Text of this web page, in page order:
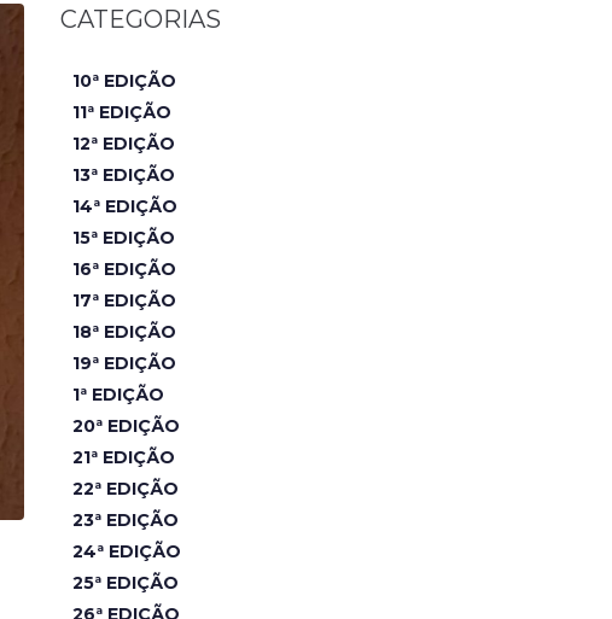
CATEGORIAS
10ª EDIÇÃO
11ª EDIÇÃO
12ª EDIÇÃO
13ª EDIÇÃO
14ª EDIÇÃO
15ª EDIÇÃO
16ª EDIÇÃO
17ª EDIÇÃO
18ª EDIÇÃO
19ª EDIÇÃO
1ª EDIÇÃO
20ª EDIÇÃO
21ª EDIÇÃO
22ª EDIÇÃO
23ª EDIÇÃO
24ª EDIÇÃO
25ª EDIÇÃO
26ª EDIÇÃO